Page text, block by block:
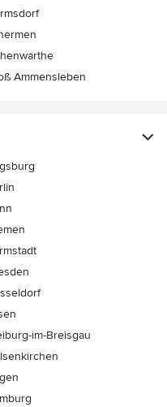
Ammensleben
im-Breisgau